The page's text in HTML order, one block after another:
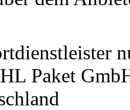
Paket